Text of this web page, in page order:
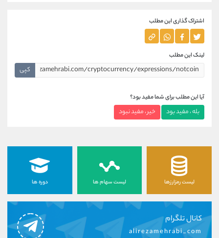
اشتراک گذاری این مطلب
لینک این مطلب
کپی
آیا این مطلب برای شما مفید بود؟
بله ، مفید بود خیر ، مفید نبود
لیست رمزارزها لیست سهام ها دوره ها
کانال تلگرام
alirezamehrabi_com